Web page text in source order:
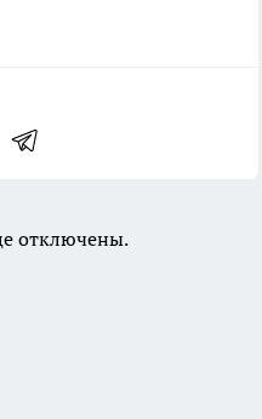
отключены.